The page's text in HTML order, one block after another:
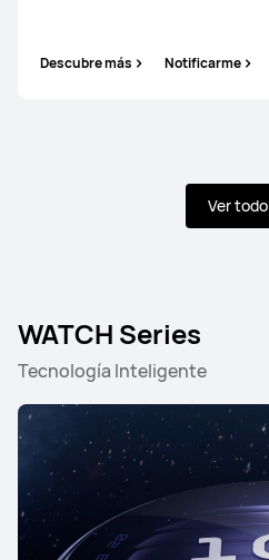
Descubre más Notificarme
Ver todo
WATCH Series
Tecnología Inteligente